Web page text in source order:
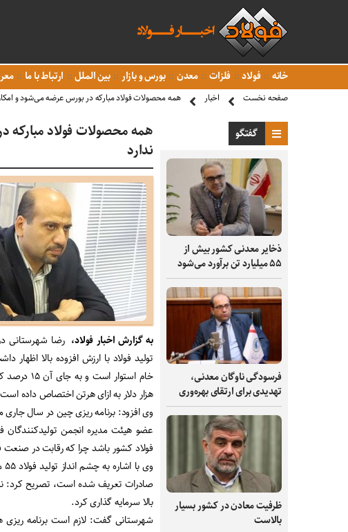
خانه فولاد فلزات معدن بورس و بازار بین الملل ارتباط با ما
صفحه نخست اخبار همه محصولات فولاد مبارکه در بورس عرضه می‌شود و
گفتگو
ذخایر معدنی کشور بیش از
۵۵ میلیارد تن برآورد می‌شود
فرسودگی ناوگان معدنی،
تهدیدی برای ارتقای بهره‌وری
ظرفیت‌ معادن در کشور بسیار
بالاست
همه محصولات فولاد
ندارد
به گزارش اخبار فولاد، رضا شهرستانی
خام
هزار دلار به ازای هرتن اختصاص داده
وی افزود: برنامه ریزی چین در سال جاری میلادی بر تولید بالغ
عضو هیئت مدیره انجمن تولیدکنندگان
فولاد کشور باشد چرا که رقابت در صنعت
صادرات تعریف شده است، تصریح کرد:
بالا سرمایه گذاری کرد.
شهرستانی گفت: لازم است برنامه